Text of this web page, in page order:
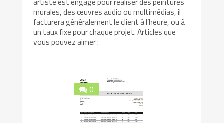
murales, des œuvres audio ou multimédias, il
facturera généralement le client à l’heure, ou à
un taux fixe pour chaque projet. Articles que
vous pouvez aimer :
0